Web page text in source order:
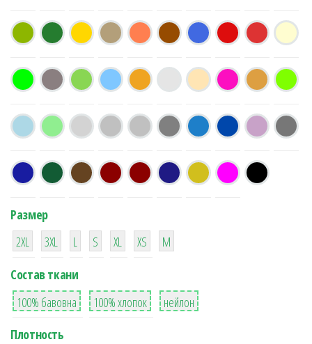
Размер
38
2XL
16
3XL
42
L
42
S
42
XL XS
М
Состав ткани
8
100% бавовна
36
100% хлопок
2
нейлон
Плотность